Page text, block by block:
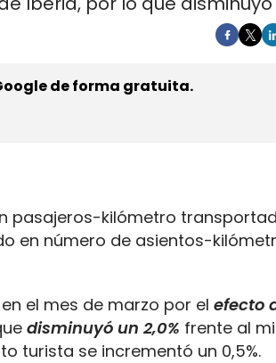
de forma gratuita.
pasajeros-kilómetro
en número de asientos-
el mes de marzo por el efecto
disminuyó un 2,0% frente al
turista se incrementó un 0,5%.